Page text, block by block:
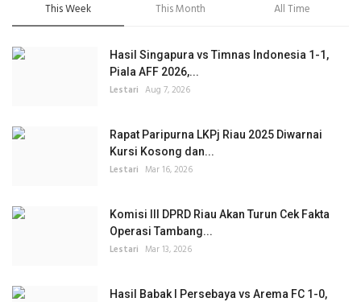
This Week This Month All Time
Hasil Singapura vs Timnas Indonesia 1-1,
Piala AFF 2026,...
Lestari Aug 7, 2026
Rapat Paripurna LKPj Riau 2025 Diwarnai
Kursi Kosong dan...
Lestari Mar 16, 2026
Komisi III DPRD Riau Akan Turun Cek Fakta
Operasi Tambang...
Lestari Mar 13, 2026
Hasil Babak I Persebaya vs Arema FC 1-0,